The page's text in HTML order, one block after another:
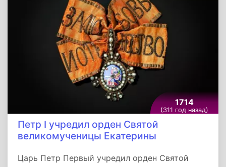
отчетов об экспедиции на латынь оно
трансформировалось в Hispaniola.
1714
(311 год назад)
Петр I учредил орден Святой
великомученицы Екатерины
Царь Петр Первый учредил орден Святой